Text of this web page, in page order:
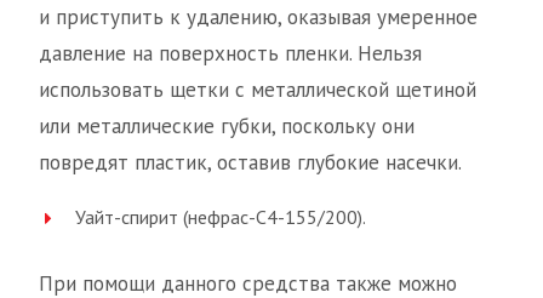
и приступить к удалению, оказывая умеренное
давление на поверхность пленки. Нельзя
использовать щетки с металлической щетиной
или металлические губки, поскольку они
повредят пластик, оставив глубокие насечки.
Уайт-спирит (нефрас-С4-155/200).
При помощи данного средства также можно